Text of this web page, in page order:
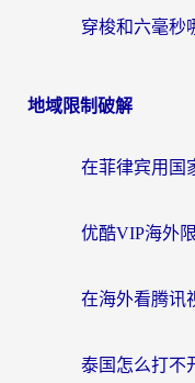
地域限制破解